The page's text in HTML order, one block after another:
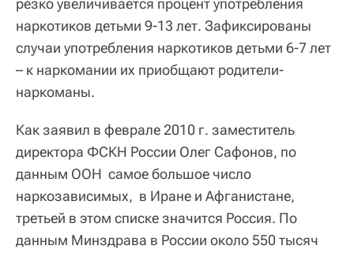
резко увеличивается процент употребления
наркотиков детьми 9-13 лет. Зафиксированы
случаи употребления наркотиков детьми 6-7 лет
– к наркомании их приобщают родители-
наркоманы.
Как заявил в феврале 2010 г. заместитель
директора ФСКН России Олег Сафонов, по
данным ООН самое большое число
наркозависимых, в Иране и Афганистане,
третьей в этом списке значится Россия. По
данным Минздрава в России около 550 тысяч